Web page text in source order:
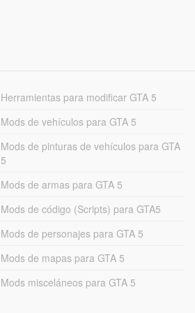
Herramientas para modificar GTA 5
Mods de vehículos para GTA 5
Mods de pinturas de vehículos para GTA
5
Mods de armas para GTA 5
Mods de código (Scripts) para GTA5
Mods de personajes para GTA 5
Mods de mapas para GTA 5
Mods misceláneos para GTA 5